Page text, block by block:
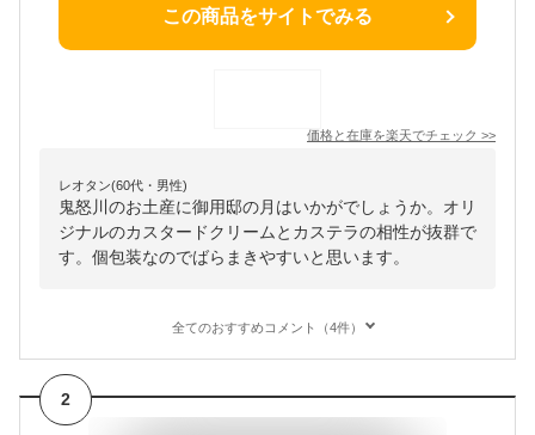
この商品をサイトでみる
価格と在庫を楽天でチェック >>
レオタン(60代・男性)
鬼怒川のお土産に御用邸の月はいかがでしょうか。オリ
ジナルのカスタードクリームとカステラの相性が抜群で
す。個包装なのでばらまきやすいと思います。
全てのおすすめコメント（4件）
2